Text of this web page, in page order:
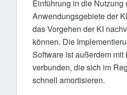
Einführung in die Nutzung
Anwendungsgebiete der
das Vorgehen der KI
können. Die
Software ist außerdem mit
verbunden, die sich im
schnell amortisieren.